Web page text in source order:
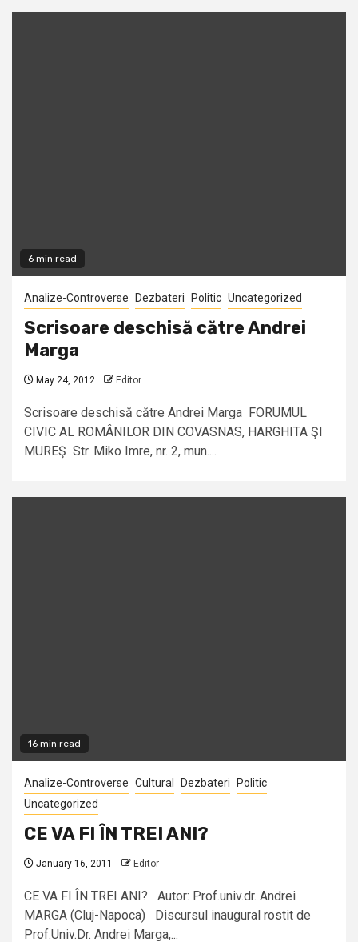
6 min read
Analize-Controverse Dezbateri Politic Uncategorized
Scrisoare deschisă către Andrei
Marga
May 24, 2012 Editor
Scrisoare deschisă către Andrei Marga FORUMUL
CIVIC AL ROMÂNILOR DIN COVASNAS, HARGHITA ŞI
MUREŞ Str. Miko Imre, nr. 2, mun....
16 min read
Analize-Controverse Cultural Dezbateri
Politic
Uncategorized
CE VA FI ÎN TREI ANI?
January 16, 2011 Editor
CE VA FI ÎN TREI ANI? Autor: Prof.univ.dr. Andrei
MARGA (Cluj-Napoca) Discursul inaugural rostit de
Prof.Univ.Dr. Andrei Marga,...